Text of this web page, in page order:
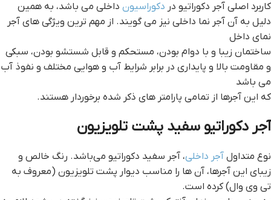
کاربرد اصلی آجر دکوراتیو در دکوراسیون داخلی می باشد، به همین
دلیل به آن آجر نما داخلی نیز می گویند. از مهم ترین ویژگی های آجر
نمای داخل
ساختمان زیبا و با دوام بودن، مستحکم و قابل شستشو بودن، سبکی
و مقاومت بالا و پایداری در برابر شرایط آب و هوایی مختلف و نفوذ آب
می باشد
که این آجرها از تمامی پارامتر های ذکر شده برخوردار هستند.
آجر دکوراتیو سفید پشت تلویزیون
نوع متداول آجر داخلی، آجر سفید دکوراتیو می‌باشد. رنگ خالص و
زیبای این آجرها، آن ها را مناسب دیوار پشت تلویزیون (معروف به
تی وی وال) کرده است.